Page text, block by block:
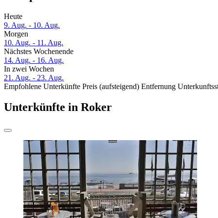
Heute
9. Aug. - 10. Aug.
Morgen
10. Aug. - 11. Aug.
Nächstes Wochenende
14. Aug. - 16. Aug.
In zwei Wochen
21. Aug. - 23. Aug.
Empfohlene Unterkünfte Preis (aufsteigend) Entfernung
Unterkünfte in Roker